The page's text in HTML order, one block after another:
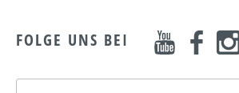
FOLGE UNS BEI